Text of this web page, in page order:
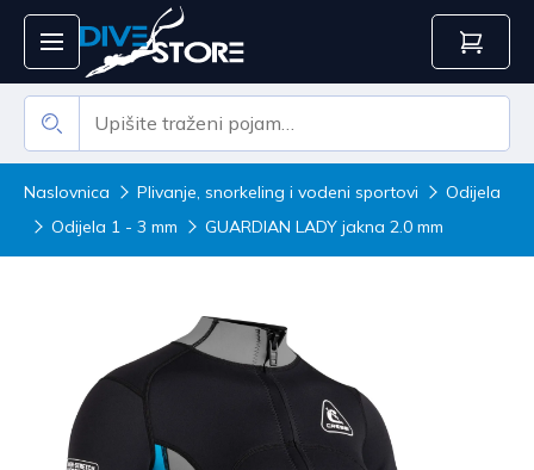
Naslovnica Plivanje, snorkeling i vodeni sportovi
Odijela
Odijela 1 - 3 mm
GUARDIAN LADY jakna 2.0 mm